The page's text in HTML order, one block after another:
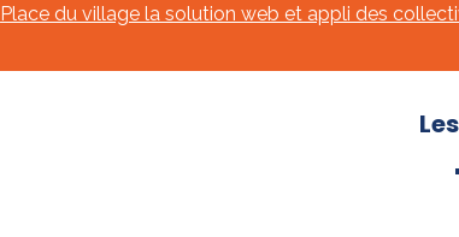
Place du village la solution web et appli des